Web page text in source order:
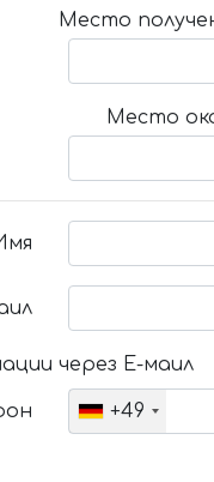
Место
Место
через Е-маил
+49